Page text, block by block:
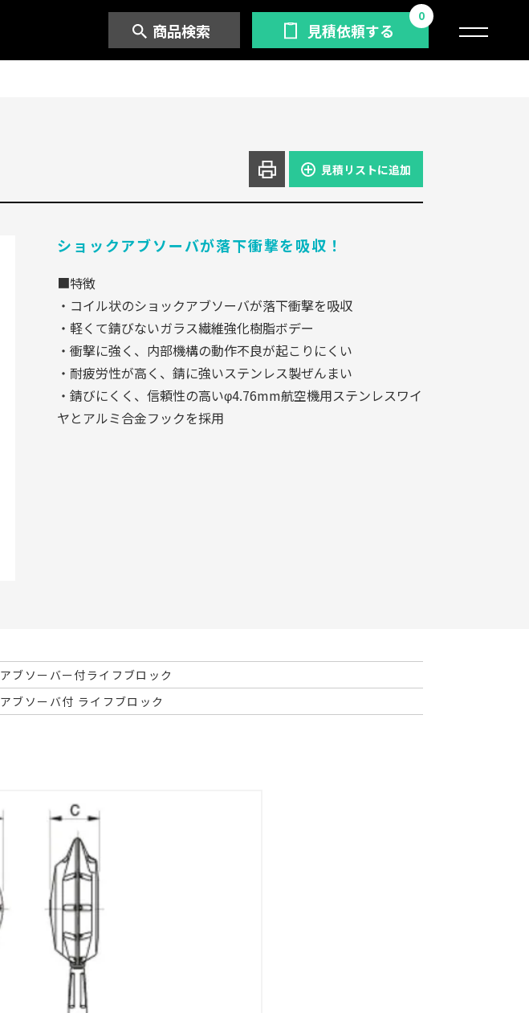
商品検索 見積依頼する
0
見積リストに追加
ショックアブソーバが落下衝撃を吸収！
■特徴
・コイル状のショックアブソーバが落下衝撃を吸収
・軽くて錆びないガラス繊維強化樹脂ボデー
・衝撃に強く、内部機構の動作不良が起こりにくい
・耐疲労性が高く、錆に強いステンレス製ぜんまい
・錆びにくく、信頼性の高いφ4.76mm航空機用ステンレスワイ
ヤとアルミ合金フックを採用
アブソーバー付ライフブロック
アブソーバ付 ライフブロック